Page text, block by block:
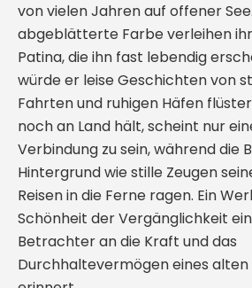
von vielen Jahren auf offener
abgeblätterte Farbe verleihen
Patina, die ihn fast lebendig
würde er leise Geschichten von
Fahrten und ruhigen Häfen
noch an Land hält, scheint nur
Verbindung zu sein, während die
Hintergrund wie stille Zeugen
Reisen in die Ferne ragen. Ein
Schönheit der Vergänglichkeit
Betrachter an die Kraft und das
Durchhaltevermögen eines alten